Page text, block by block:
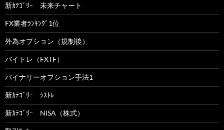
新ｶﾃｺﾞﾘｰ 未来チャート
FX業者ﾗﾝｷﾝｸﾞ1位
外為オプション（規制後）
バイトレ（FXTF）
バイナリーオプション手法1
新ｶﾃｺﾞﾘｰ ｼｽﾄﾚ
新ｶﾃｺﾞﾘｰ NISA（株式）